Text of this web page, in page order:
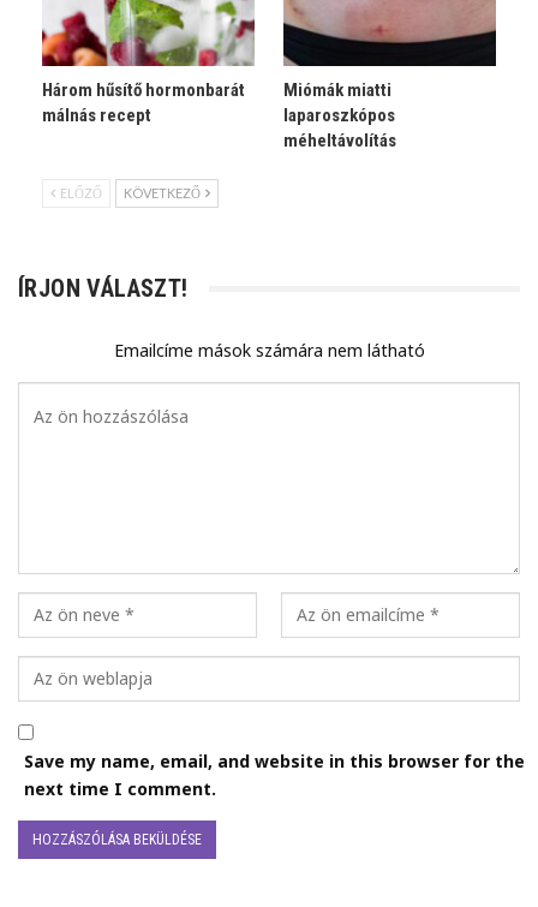
Három hűsítő hormonbarát
málnás recept
Miómák miatti
laparoszkópos
méheltávolítás
ELŐZŐ KÖVETKEZŐ
ÍRJON VÁLASZT!
Emailcíme mások számára nem látható
Save my name, email, and website in this browser for the
next time I comment.